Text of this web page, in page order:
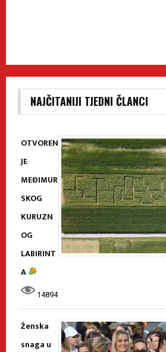
NAJČITANIJI TJEDNI ČLANCI
OTVOREN
JE
MEĐIMUR
SKOG
KURUZN
OG
LABIRINT
A
14894
Ženska
snaga u